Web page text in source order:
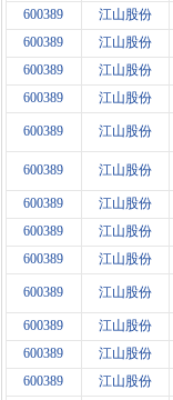
600389
江山股份
600389
江山股份
600389
江山股份
600389
江山股份
600389 江山股份
600389 江山股份
600389 江山股份
600389
江山股份
600389
江山股份
600389 江山股份
600389 江山股份
600389
江山股份
600389
江山股份